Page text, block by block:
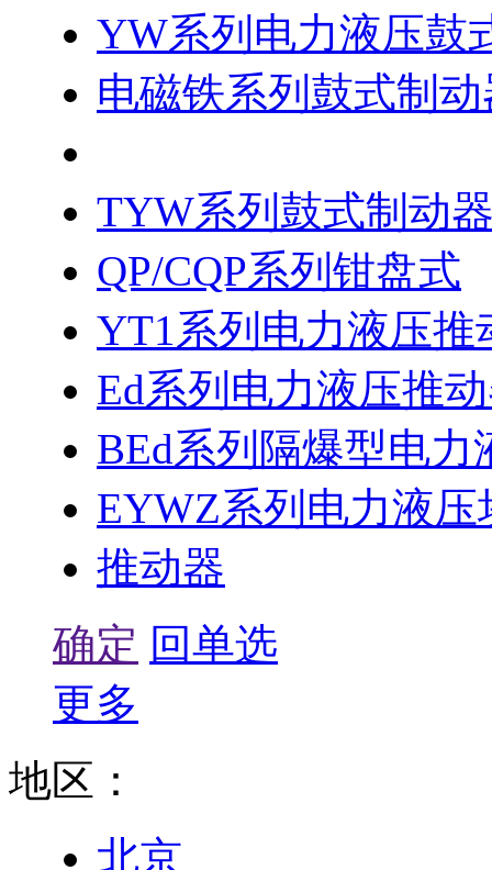
YW系列电力液压鼓
电磁铁系列鼓式制动
TYW系列鼓式制动
QP/CQP系列钳盘式
YT1系列电力液压推
Ed系列电力液压推
BEd系列隔爆型电力
EYWZ系列电力液压
推动器
确定 回单选
更多
地区：
北京